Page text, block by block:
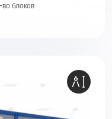
блоков